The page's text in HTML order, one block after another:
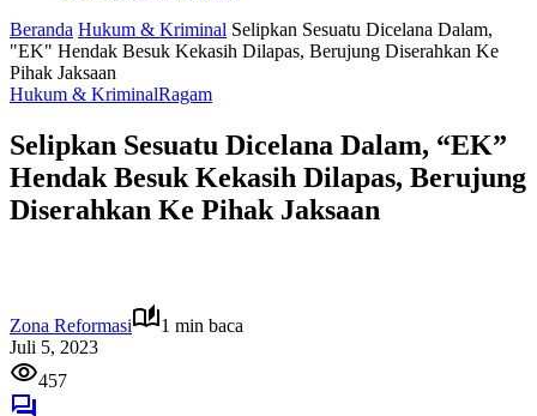
Beranda Hukum & Kriminal Selipkan Sesuatu Dicelana Dalam,
"EK" Hendak Besuk Kekasih Dilapas, Berujung Diserahkan Ke
Pihak Jaksaan
Hukum & KriminalRagam
Selipkan Sesuatu Dicelana Dalam, “EK”
Hendak Besuk Kekasih Dilapas, Berujung
Diserahkan Ke Pihak Jaksaan
Zona Reformasi
1 min baca
Juli 5, 2023
457